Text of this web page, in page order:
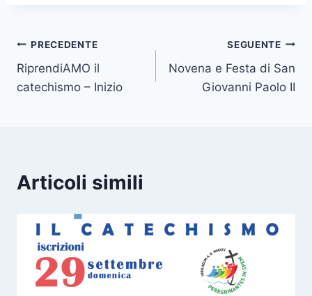
PRECEDENTE
RiprendiAMO il
catechismo – Inizio
SEGUENTE
Novena e Festa di San
Giovanni Paolo II
Articoli simili